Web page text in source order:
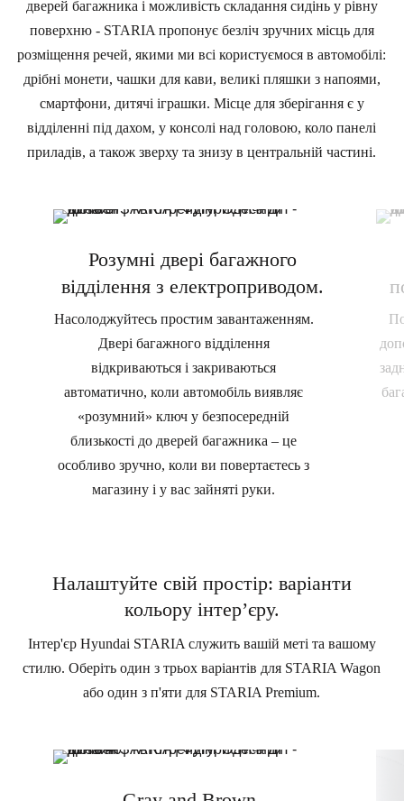
дверей багажника і можливість складання сидінь у рівну
поверхню - STARIA пропонує безліч зручних місць для
розміщення речей, якими ми всі користуємося в автомобілі:
дрібні монети, чашки для кави, великі пляшки з напоями,
смартфони, дитячі іграшки. Місце для зберігання є у
відділенні під дахом, у консолі над головою, коло панелі
приладів, а також зверху та знизу в центральній частині.
Розумні двері багажного
відділення з електроприводом.
Насолоджуйтесь простим завантаженням.
Двері багажного відділення
відкриваються і закриваються
автоматично, коли автомобіль виявляє
«розумний» ключ у безпосередній
близькості до дверей багажника – це
особливо зручно, коли ви повертаєтесь з
магазину і у вас зайняті руки.
Налаштуйте свій простір: варіанти
кольору інтер’єру.
Інтер'єр Hyundai STARIA служить вашій меті та вашому
стилю. Оберіть один з трьох варіантів для STARIA Wagon
або один з п'яти для STARIA Premium.